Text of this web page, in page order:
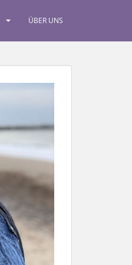
ÜBER UNS